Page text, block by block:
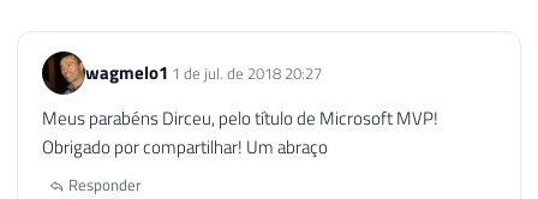
wagmelo1 1 de jul. de 2018 20:27
Meus parabéns Dirceu, pelo título de Microsoft MVP!
Obrigado por compartilhar! Um abraço
Responder